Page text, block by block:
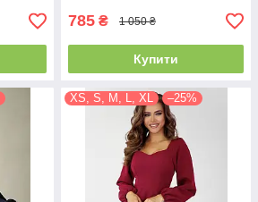
785 ₴ 1 050 ₴
Купити
XS, S, M, L, XL –25%